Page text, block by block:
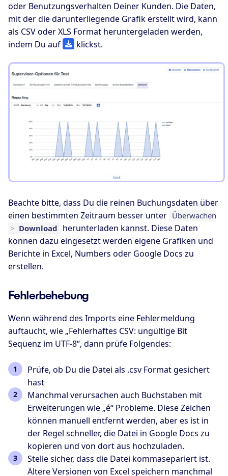
oder Benutzungsverhalten Deiner Kunden. Die Daten,
mit der die darunterliegende Grafik erstellt wird, kann
als CSV oder XLS Format heruntergeladen werden,
indem Du auf
klickst.
Beachte bitte, dass Du die reinen Buchungsdaten über
einen bestimmten Zeitraum besser unter Überwachen
> Download herunterladen kannst. Diese Daten
können dazu eingesetzt werden eigene Grafiken und
Berichte in Excel, Numbers oder Google Docs zu
erstellen.
Fehlerbehebung
Wenn während des Imports eine Fehlermeldung
auftaucht, wie „Fehlerhaftes CSV: ungültige Bit
Sequenz im UTF-8“, dann prüfe Folgendes:
Prüfe, ob Du die Datei als .csv Format gesichert
hast
Manchmal verursachen auch Buchstaben mit
Erweiterungen wie „é“ Probleme. Diese Zeichen
können manuell entfernt werden, aber es ist in
der Regel schneller, die Datei in Google Docs zu
kopieren und von dort aus hochzuladen.
Stelle sicher, dass die Datei kommasepariert ist.
Ältere Versionen von Excel speichern manchmal